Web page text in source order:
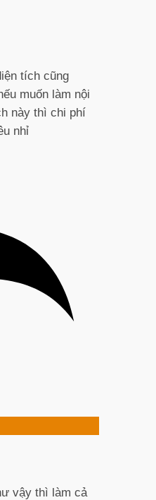
tích cũng
muốn làm nội
này thì chi phí
nhỉ
vậy thì làm cả